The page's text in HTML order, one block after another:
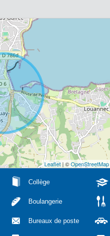
Leaflet| ©OpenStreetMap
Collège
Boulangerie
Bureaux de poste